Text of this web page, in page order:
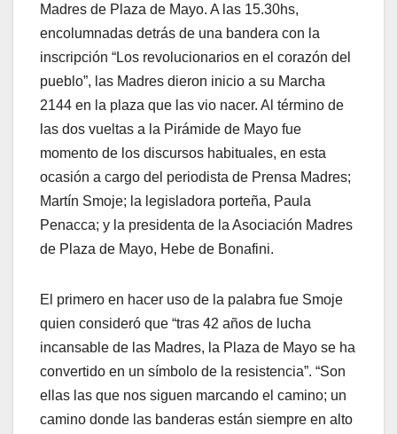
Madres de Plaza de Mayo. A las 15.30hs,
encolumnadas detrás de una bandera con la
inscripción “Los revolucionarios en el corazón del
pueblo”, las Madres dieron inicio a su Marcha
2144 en la plaza que las vio nacer. Al término de
las dos vueltas a la Pirámide de Mayo fue
momento de los discursos habituales, en esta
ocasión a cargo del periodista de Prensa Madres;
Martín Smoje; la legisladora porteña, Paula
Penacca; y la presidenta de la Asociación Madres
de Plaza de Mayo, Hebe de Bonafini.
El primero en hacer uso de la palabra fue Smoje
quien consideró que “tras 42 años de lucha
incansable de las Madres, la Plaza de Mayo se ha
convertido en un símbolo de la resistencia”. “Son
ellas las que nos siguen marcando el camino; un
camino donde las banderas están siempre en alto